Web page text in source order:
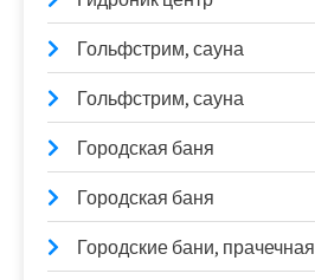
Гольфстрим, сауна
Гольфстрим, сауна
Городская баня
Городская баня
Городские бани, прачечная